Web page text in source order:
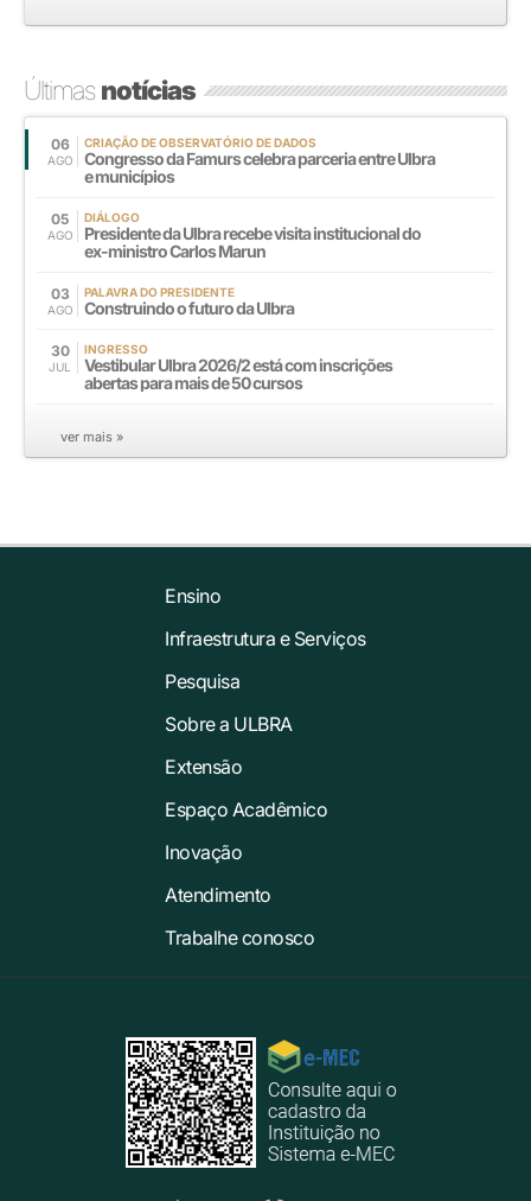
Últimasnotícias
06
AGO
CRIAÇÃO DE OBSERVATÓRIO DE DADOS
Congresso da Famurs celebra parceria entre Ulbra
e municípios
05
AGO
DIÁLOGO
Presidente da Ulbra recebe visita institucional do
ex-ministro Carlos Marun
03
AGO
PALAVRA DO PRESIDENTE
Construindo o futuro da Ulbra
30
JUL
INGRESSO
Vestibular Ulbra 2026/2 está com inscrições
abertas para mais de 50 cursos
ver mais »
Ensino
Infraestrutura e Serviços
Pesquisa
Sobre a ULBRA
Extensão
Espaço Acadêmico
Inovação
Atendimento
Trabalhe conosco